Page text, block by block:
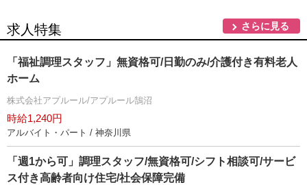
求人特集 さらに見る
「福祉調理スタッフ」無資格可/日勤のみ/介護付き有料老人
ホーム
株式会社アプルール/アプルール鵠沼
時給1,240円
アルバイト・パート / 神奈川県
「週1から可」調理スタッフ/無資格可/シフト相談可/サービ
ス付き高齢者向け住宅/社会保障完備